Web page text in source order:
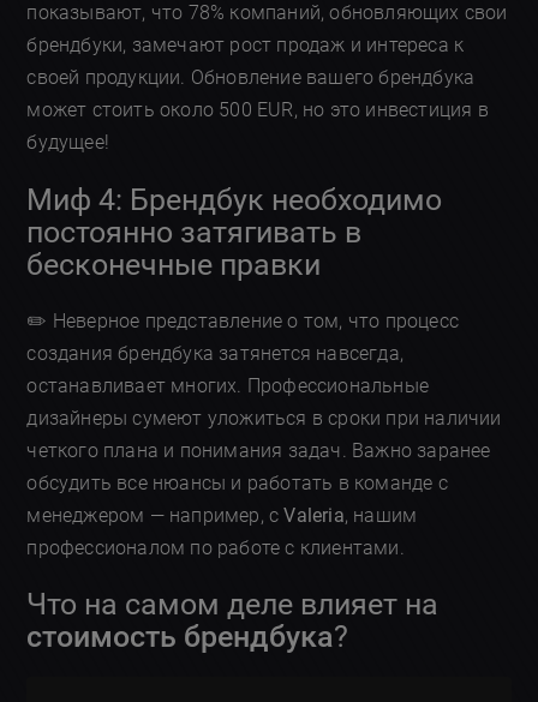
показывают, что 78% компаний, обновляющих свои
брендбуки, замечают рост продаж и интереса к
своей продукции. Обновление вашего брендбука
может стоить около 500 EUR, но это инвестиция в
будущее!
Миф 4: Брендбук необходимо
постоянно затягивать в
бесконечные правки
✏️ Неверное представление о том, что процесс
создания брендбука затянется навсегда,
останавливает многих. Профессиональные
дизайнеры сумеют уложиться в сроки при наличии
четкого плана и понимания задач. Важно заранее
обсудить все нюансы и работать в команде с
менеджером — например, сValeria, нашим
профессионалом по работе с клиентами.
Что на самом деле влияет на
стоимость брендбука?